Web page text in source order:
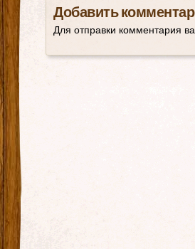
Добавить
Для отправки комментария